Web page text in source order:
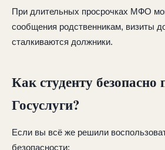
При длительных просрочках МФО
сообщения родственникам, визиты
сталкиваются должники.
Как студенту
Госуслуги?
Если вы всё же решили
безопасности: